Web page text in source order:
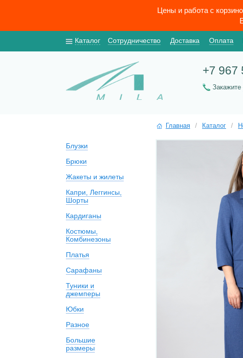
Цены и работа с
Каталог Сотрудничество Доставка Оплата
+7 967
Закажите
Блузки
Брюки
Жакеты и жилеты
Капри, Леггинсы,
Шорты
Кардиганы
Костюмы,
Комбинезоны
Платья
Сарафаны
Туники и
джемперы
Юбки
Разное
Большие
размеры
Главная / Каталог /